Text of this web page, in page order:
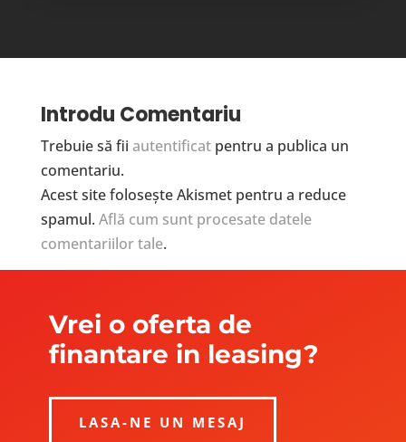
Introdu Comentariu
Trebuie să fii autentificatpentru a publica un
comentariu.
Acest site folosește Akismet pentru a reduce
spamul. Află cum sunt procesate datele
comentariilor tale.
Vrei o oferta de
finantare in leasing?
LASA-NE UN MESAJ